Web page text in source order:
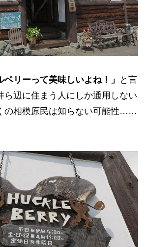
ベリーって美味しいよね！」
と言
ら辺に住まう人にしか通用しない
の相模原民は知らない可能性……